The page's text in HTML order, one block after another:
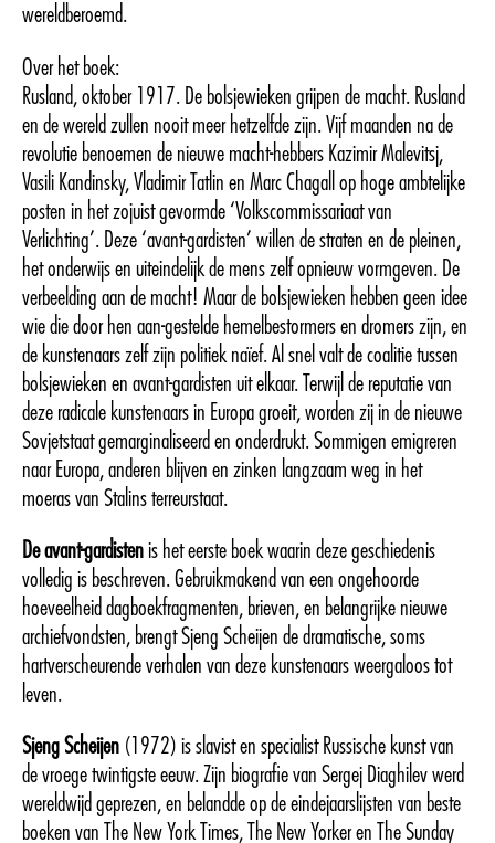
wereldberoemd.
Over het boek:
Rusland, oktober 1917. De bolsjewieken grijpen de macht. Rusland
en de wereld zullen nooit meer hetzelfde zijn. Vijf maanden na de
revolutie benoemen de nieuwe macht-hebbers Kazimir Malevitsj,
Vasili Kandinsky, Vladimir Tatlin en Marc Chagall op hoge ambtelijke
posten in het zojuist gevormde ‘Volkscommissariaat van
Verlichting’. Deze ‘avant-gardisten’ willen de straten en de pleinen,
het onderwijs en uiteindelijk de mens zelf opnieuw vormgeven. De
verbeelding aan de macht! Maar de bolsjewieken hebben geen idee
wie die door hen aan-gestelde hemelbestormers en dromers zijn, en
de kunstenaars zelf zijn politiek naïef. Al snel valt de coalitie tussen
bolsjewieken en avant-gardisten uit elkaar. Terwijl de reputatie van
deze radicale kunstenaars in Europa groeit, worden zij in de nieuwe
Sovjetstaat gemarginaliseerd en onderdrukt. Sommigen emigreren
naar Europa, anderen blijven en zinken langzaam weg in het
moeras van Stalins terreurstaat.
De avant-gardistenis het eerste boek waarin deze geschiedenis
volledig is beschreven. Gebruikmakend van een ongehoorde
hoeveelheid dagboekfragmenten, brieven, en belangrijke nieuwe
archiefvondsten, brengt Sjeng Scheijen de dramatische, soms
hartverscheurende verhalen van deze kunstenaars weergaloos tot
leven.
Sjeng Scheijen (1972) is slavist en specialist Russische kunst van
de vroege twintigste eeuw. Zijn biograﬁe van Sergej Diaghilev werd
wereldwijd geprezen, en belandde op de eindejaarslijsten van beste
boeken van The New York Times, The New Yorker en The Sunday